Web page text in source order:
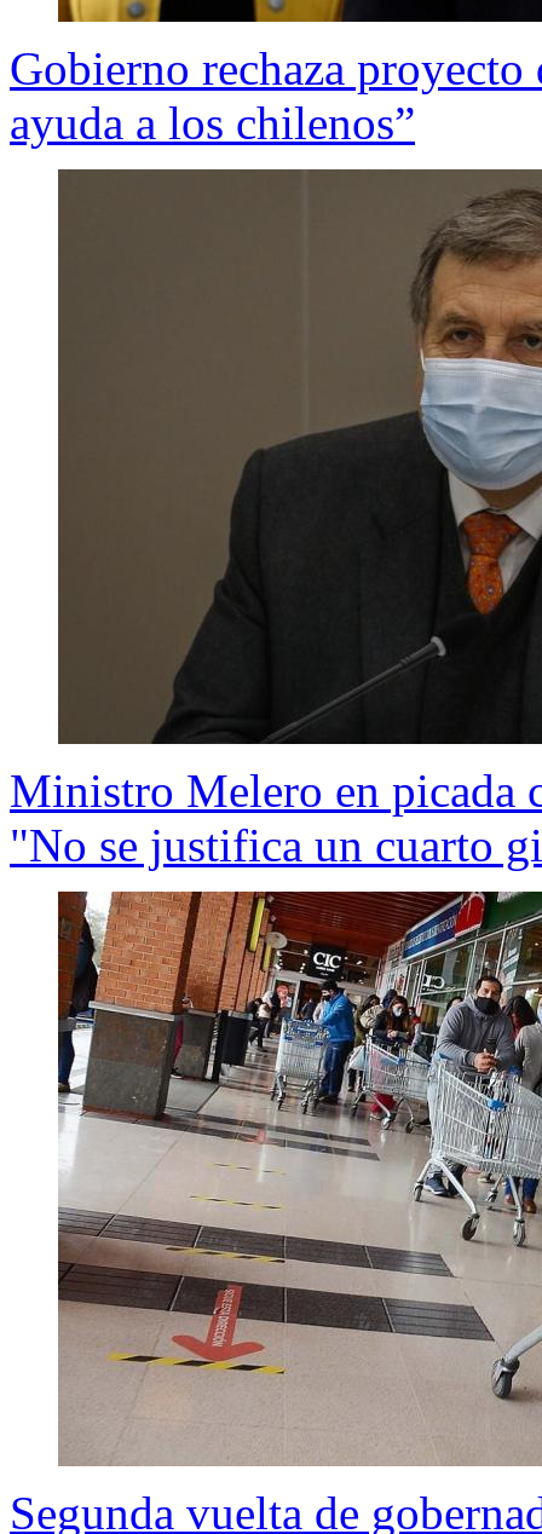
Gobierno rechaza
ayuda a los chilenos”
Ministro Melero en picada
"No se justifica un cuarto
Segunda vuelta de